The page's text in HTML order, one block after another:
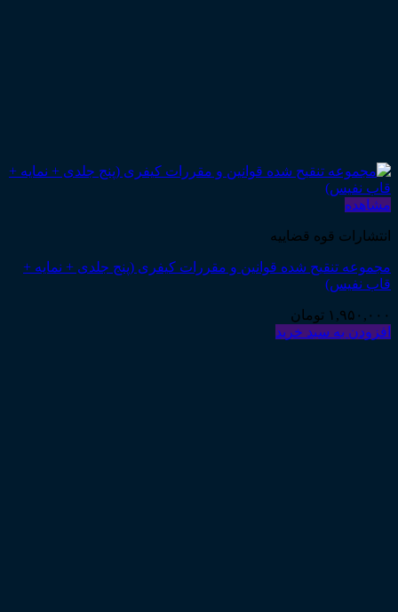
مشاهده
انتشارات قوه قضاییه
مجموعه تنقیح شده قوانین و مقررات کیفری (پنج جلدی + نمایه +
قاب نفیس)
۱,۹۵۰,۰۰۰ تومان
افزودن به سبد خرید